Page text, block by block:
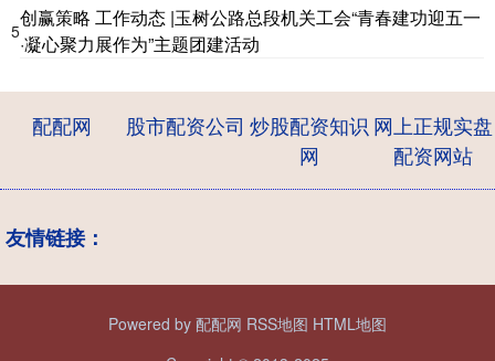
5
创赢策略 工作动态 |玉树公路总段机关工会“青春建功迎五一
·凝心聚力展作为”主题团建活动
配配网 股市配资公司 炒股配资知识
网
网上正规实盘
配资网站
友情链接：
Powered by 配配网 RSS地图 HTML地图